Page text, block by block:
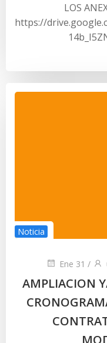
LOS
https://
Noticia
Ene 31 /
AMPLIACION